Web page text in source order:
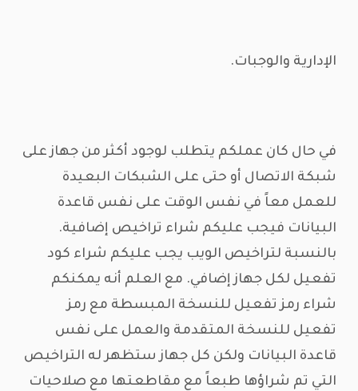
الإدارية والوجبات.
في حال كان عملكم يتطلب لوجود أكثر من جهاز على
شبكة الاتصال أو حتى على الشبكات البعيدة
للعمل معاً في نفس الوقت على نفس قاعدة
البيانات فيجب عليكم شراء تراخيص إضافية.
بالنسبة لتراخيص الويب يجب عليكم شراء كود
تفعيل لكل جهاز إضافي. مع العلم أنه يمكنكم
شراء رمز تفعيل للنسخة المبسطة مع رمز
تفعيل للنسخة المتقدمة والعمل على نفس
قاعدة البيانات ولكن كل جهاز ستظهر له التراخيص
التي تم شراؤها طبعاً مع مقاطعتها مع صلاحيات